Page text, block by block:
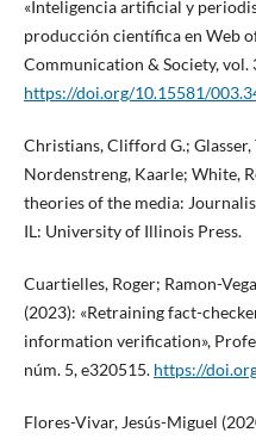
«Inteligencia artificial y
producción científica en Web
Communication & Society, vol.
https://doi.org/10.15581/
Christians, Clifford G.;
Nordenstreng, Kaarle; White,
theories of the media:
IL: University of Illinois Press.
Cuartielles, Roger; Ramon-
(2023): «Retraining fact-
information verification»,
núm. 5, e320515. https://
Flores-Vivar, Jesús-Miguel